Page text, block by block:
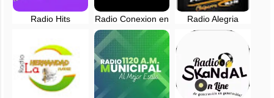
Radio Hits
Radio Conexion en
vivo - 102.9 FM -
Arequipa
Radio Alegria
Chaparra, Caraveli